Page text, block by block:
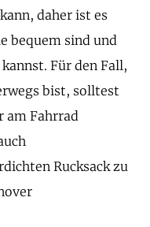
daher ist es
bequem sind und
Für den Fall,
bist, solltest
am Fahrrad
Rucksack zu